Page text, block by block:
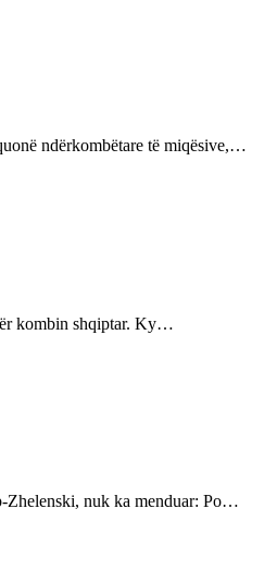
ndërkombëtare të miqësive,…
kombin shqiptar. Ky…
Zhelenski, nuk ka menduar: Po…